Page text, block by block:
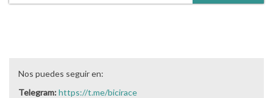
Nos puedes seguir en:
Telegram:https://t.me/bicirace